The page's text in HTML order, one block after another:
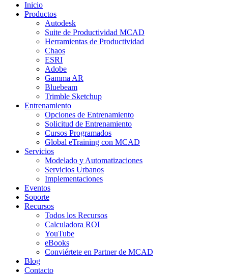
Inicio
Productos
Autodesk
Suite de Productividad MCAD
Herramientas de Productividad
Chaos
ESRI
Adobe
Gamma AR
Bluebeam
Trimble Sketchup
Entrenamiento
Opciones de Entrenamiento
Solicitud de Entrenamiento
Cursos Programados
Global eTraining con MCAD
Servicios
Modelado y Automatizaciones
Servicios Urbanos
Implementaciones
Eventos
Soporte
Recursos
Todos los Recursos
Calculadora ROI
YouTube
eBooks
Conviértete en Partner de MCAD
Blog
Contacto